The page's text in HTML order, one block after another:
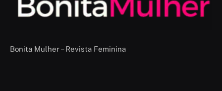
Bonita Mulher – Revista Feminina